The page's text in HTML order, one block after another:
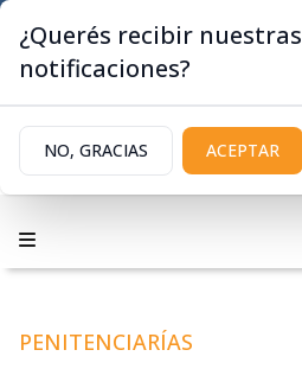
PENITENCIARÍAS
¿Querés recibir nuestras
notificaciones?
NO, GRACIAS ACEPTAR